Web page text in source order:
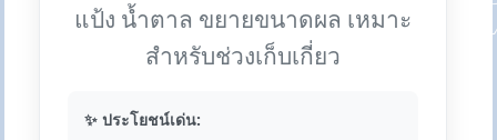
แป้ง น้ำตาล ขยายขนาดผล เหมาะ
สำหรับช่วงเก็บเกี่ยว
✨ ประโยชน์เด่น: